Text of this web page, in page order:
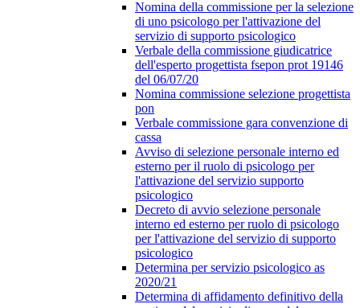
Nomina della commissione per la selezione
di uno psicologo per l'attivazione del
servizio di supporto psicologico
Verbale della commissione giudicatrice
dell'esperto progettista fsepon prot 19146
del 06/07/20
Nomina commissione selezione progettista
pon
Verbale commissione gara convenzione di
cassa
Avviso di selezione personale interno ed
esterno per il ruolo di psicologo per
l'attivazione del servizio supporto
psicologico
Decreto di avvio selezione personale
interno ed esterno per ruolo di psicologo
per l'attivazione del servizio di supporto
psicologico
Determina per servizio psicologico as
2020/21
Determina di affidamento definitivo della